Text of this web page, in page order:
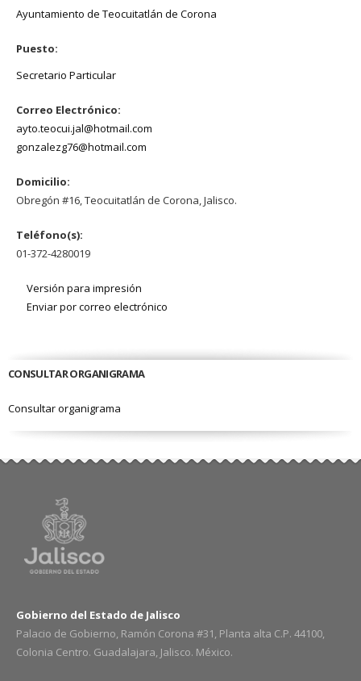
Ayuntamiento de Teocuitatlán de Corona
Puesto:
Secretario Particular
Correo Electrónico:
ayto.teocui.jal@hotmail.com
gonzalezg76@hotmail.com
Domicilio:
Obregón #16, Teocuitatlán de Corona, Jalisco.
Teléfono(s):
01-372-4280019
Versión para impresión
Enviar por correo electrónico
CONSULTAR ORGANIGRAMA
Consultar organigrama
Gobierno del Estado de Jalisco
Palacio de Gobierno, Ramón Corona #31, Planta alta C.P. 44100,
Colonia Centro. Guadalajara, Jalisco. México.